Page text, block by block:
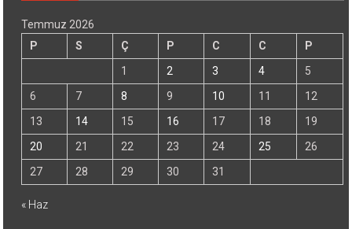
Temmuz 2026
P
S Ç P C C
P
1
2 3 4
5
6
7 8 9 10 11
12
13
14 15 16 17 18
19
20
21 22 23 24 25
26
27
28 29 30 31
« Haz